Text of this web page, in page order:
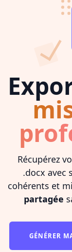
Récupérez
.docx avec
cohérents et
partagée
GÉNÉRER